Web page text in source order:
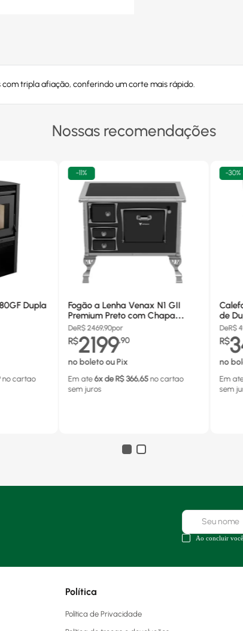
tripla afiação, conferindo um corte mais rápido.
Nossas recomendações
Dupla
no cartao
-11%
Fogão a Lenha Venax N1 GII
Premium Preto com Chapa
Vitrocerâmica - Chaminé Saída
Lado Direito
DeR$2469,90por
R$2199,90
no boleto ou Pix
Em ate 6x de R$ 366,65 no cartao
sem juros
-30%
de
DeR$
R$
no
Em
sem
Ao concluir
Política
Política de Privacidade